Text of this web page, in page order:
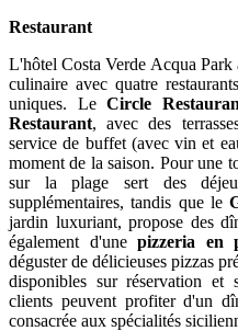
Restaurant
L'hôtel Costa Verde Acqua
culinaire avec quatre
uniques. Le Circle
Restaurant, avec des
service de buffet (avec vin et
moment de la saison. Pour une
sur la plage sert des
supplémentaires, tandis que le
jardin luxuriant, propose des
également d'unepizzeria en
déguster de délicieuses pizzas
disponibles sur réservation et
clients peuvent profiter d'un
consacrée aux spécialités